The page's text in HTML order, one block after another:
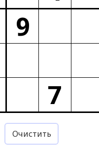
9
7
Очистить